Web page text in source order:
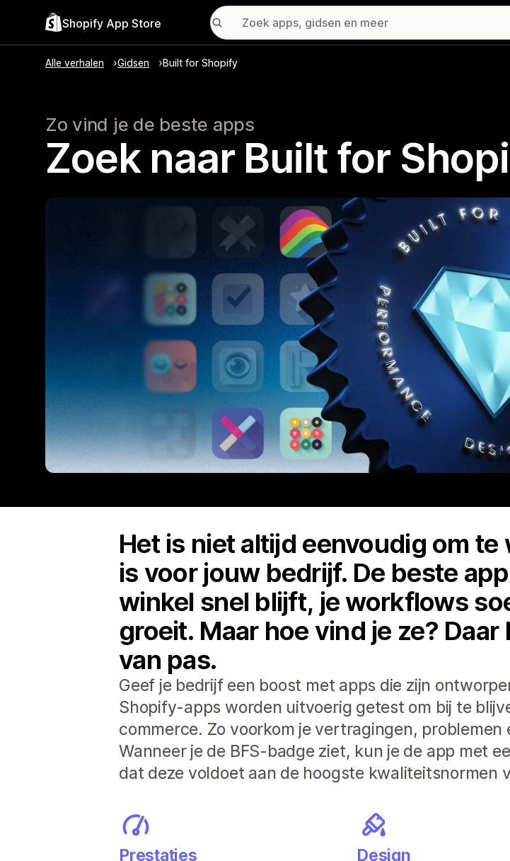
Shopify App Store
Alle verhalen Gidsen Built for Shopify
Zo vind je de beste apps
Zoek naar Built for
Het is niet altijd eenvoudig om
is voor jouw bedrijf. De beste
winkel snel blijft, je workflows
groeit. Maar hoe vind je ze?
van pas.
Geef je bedrijf een boost met apps die zijn
Shopify-apps worden uitvoerig getest om bij te
commerce. Zo voorkom je vertragingen, problemen
Wanneer je de BFS-badge ziet, kun je de app met
dat deze voldoet aan de hoogste kwaliteitsnormen
Prestaties Design